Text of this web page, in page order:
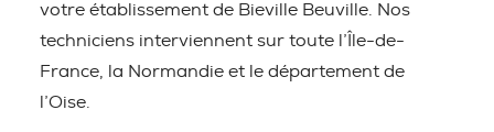
votre établissement de Bieville Beuville. Nos
techniciens interviennent sur toute l’Île-de-
France, la Normandie et le département de
l’Oise.